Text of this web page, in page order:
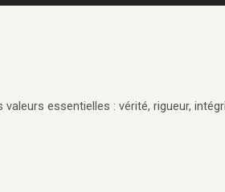
essentielles : vérité, rigueur,